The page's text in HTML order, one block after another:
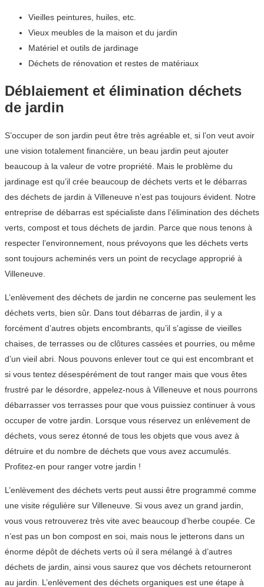
Vieilles peintures, huiles, etc.
Vieux meubles de la maison et du jardin
Matériel et outils de jardinage
Déchets de rénovation et restes de matériaux
Déblaiement et élimination déchets
de jardin
S’occuper de son jardin peut être très agréable et, si l’on veut avoir
une vision totalement financière, un beau jardin peut ajouter
beaucoup à la valeur de votre propriété. Mais le problème du
jardinage est qu’il crée beaucoup de déchets verts et le débarras
des déchets de jardin à Villeneuve n’est pas toujours évident. Notre
entreprise de débarras est spécialiste dans l’élimination des déchets
verts, compost et tous déchets de jardin. Parce que nous tenons à
respecter l’environnement, nous prévoyons que les déchets verts
sont toujours acheminés vers un point de recyclage approprié à
Villeneuve.
L’enlèvement des déchets de jardin ne concerne pas seulement les
déchets verts, bien sûr. Dans tout débarras de jardin, il y a
forcément d’autres objets encombrants, qu’il s’agisse de vieilles
chaises, de terrasses ou de clôtures cassées et pourries, ou même
d’un vieil abri. Nous pouvons enlever tout ce qui est encombrant et
si vous tentez désespérément de tout ranger mais que vous êtes
frustré par le désordre, appelez-nous à Villeneuve et nous pourrons
débarrasser vos terrasses pour que vous puissiez continuer à vous
occuper de votre jardin. Lorsque vous réservez un enlèvement de
déchets, vous serez étonné de tous les objets que vous avez à
détruire et du nombre de déchets que vous avez accumulés.
Profitez-en pour ranger votre jardin !
L’enlèvement des déchets verts peut aussi être programmé comme
une visite régulière sur Villeneuve. Si vous avez un grand jardin,
vous vous retrouverez très vite avec beaucoup d’herbe coupée. Ce
n’est pas un bon compost en soi, mais nous le jetterons dans un
énorme dépôt de déchets verts où il sera mélangé à d’autres
déchets de jardin, ainsi vous saurez que vos déchets retourneront
au jardin. L’enlèvement des déchets organiques est une étape à